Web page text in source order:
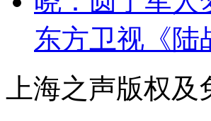
东方卫视《陆
上海之声版权